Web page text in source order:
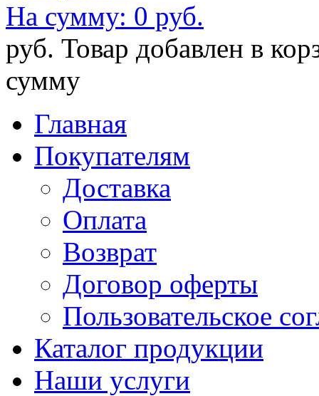
На сумму: 0 руб.
руб. Товар добавлен в
сумму
Главная
Покупателям
Доставка
Оплата
Возврат
Договор оферты
Пользовательское
Каталог продукции
Наши услуги